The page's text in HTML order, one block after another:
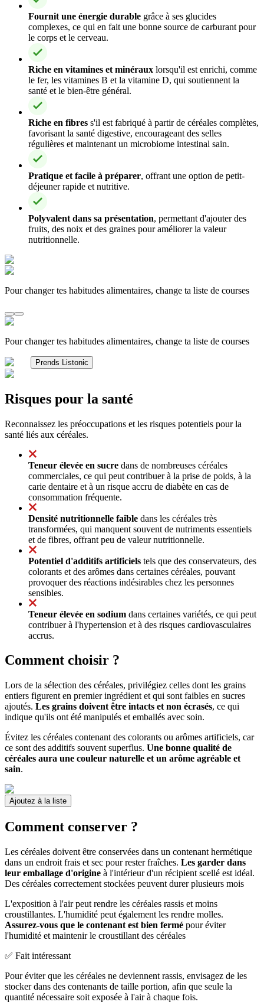
Fournit une énergie durable grâce à ses glucides
complexes, ce qui en fait une bonne source de carburant pour
le corps et le cerveau.
Riche en vitamines et minéraux lorsqu'il est enrichi, comme
le fer, les vitamines B et la vitamine D, qui soutiennent la
santé et le bien-être général.
Riche en fibres s'il est fabriqué à partir de céréales complètes,
favorisant la santé digestive, encourageant des selles
régulières et maintenant un microbiome intestinal sain.
Pratique et facile à préparer, offrant une option de petit-
déjeuner rapide et nutritive.
Polyvalent dans sa présentation, permettant d'ajouter des
fruits, des noix et des graines pour améliorer la valeur
nutritionnelle.
Pour changer tes habitudes alimentaires, change ta liste de courses
Pour changer tes habitudes alimentaires, change ta liste de courses
Prends Listonic
Risques pour la santé
Reconnaissez les préoccupations et les risques potentiels pour la
santé liés aux céréales.
Teneur élevée en sucre dans de nombreuses céréales
commerciales, ce qui peut contribuer à la prise de poids, à la
carie dentaire et à un risque accru de diabète en cas de
consommation fréquente.
Densité nutritionnelle faible dans les céréales très
transformées, qui manquent souvent de nutriments essentiels
et de fibres, offrant peu de valeur nutritionnelle.
Potentiel d'additifs artificiels tels que des conservateurs, des
colorants et des arômes dans certaines céréales, pouvant
provoquer des réactions indésirables chez les personnes
sensibles.
Teneur élevée en sodium dans certaines variétés, ce qui peut
contribuer à l'hypertension et à des risques cardiovasculaires
accrus.
Comment choisir ?
Lors de la sélection des céréales, privilégiez celles dont les grains
entiers figurent en premier ingrédient et qui sont faibles en sucres
ajoutés. Les grains doivent être intacts et non écrasés, ce qui
indique qu'ils ont été manipulés et emballés avec soin.
Évitez les céréales contenant des colorants ou arômes artificiels, car
ce sont des additifs souvent superflus. Une bonne qualité de
céréales aura une couleur naturelle et un arôme agréable et
sain.
Ajoutez à la liste
Comment conserver ?
Les céréales doivent être conservées dans un contenant hermétique
dans un endroit frais et sec pour rester fraîches. Les garder dans
leur emballage d'origine à l'intérieur d'un récipient scellé est idéal.
Des céréales correctement stockées peuvent durer plusieurs mois
L'exposition à l'air peut rendre les céréales rassis et moins
croustillantes. L'humidité peut également les rendre molles.
Assurez-vous que le contenant est bien fermé pour éviter
l'humidité et maintenir le croustillant des céréales
✅ Fait intéressant
Pour éviter que les céréales ne deviennent rassis, envisagez de les
stocker dans des contenants de taille portion, afin que seule la
quantité nécessaire soit exposée à l'air à chaque fois.